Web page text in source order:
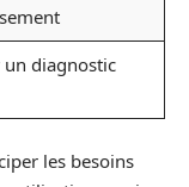
un diagnostic
les besoins